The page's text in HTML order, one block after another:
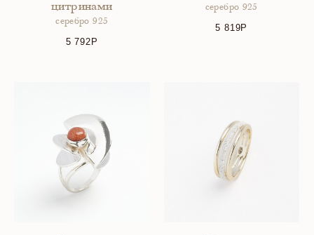
цитринами
серебро 925
5 792
серебро 925
5 819